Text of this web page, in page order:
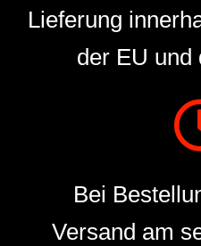
Lieferung
der EU und
Bei
Versand am